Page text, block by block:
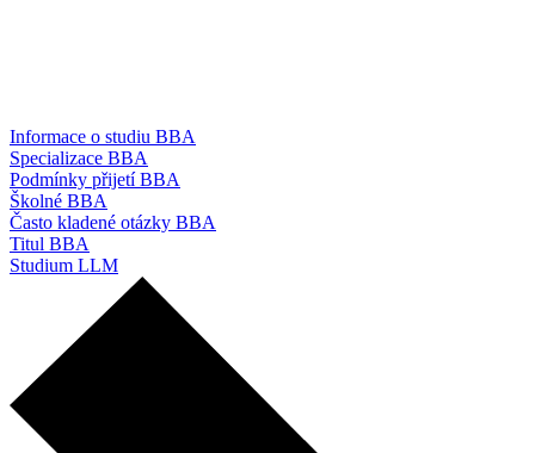
Informace o studiu BBA
Specializace BBA
Podmínky přijetí BBA
Školné BBA
Často kladené otázky BBA
Titul BBA
Studium LLM